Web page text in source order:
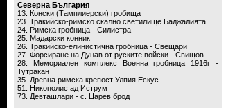
Северна България
13. Конски (Тамплиерски) гробища
23. Тракийско-римско скално светилище Баджалията
24. Римска гробница - Силистра
25. Мадарски конник
26. Тракийско-елинистична гробница - Свещари
27. Форсиране на Дунав от руските войски - Свищов
28. Мемориален комплекс Военна гробница 1916г -
Тутракан
35. Древна римска крепост Улпия Ескус
51. Никополис ад Иструм
73. Девташлари - с. Царев брод